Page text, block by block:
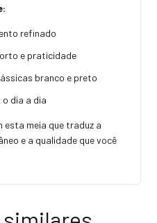
refinado
e praticidade
branco e preto
dia a dia
esta meia que traduz a
e a qualidade que você